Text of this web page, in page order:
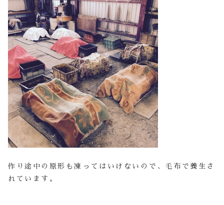
作り途中の原形も凍ってはいけないので、毛布で養生さ
れています。